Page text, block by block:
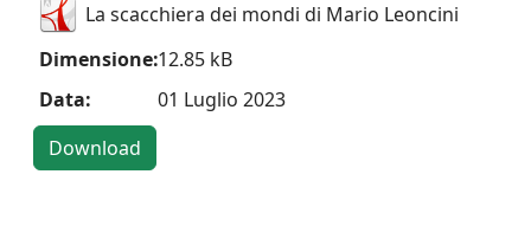
La scacchiera dei mondi di Mario Leoncini
Dimensione:12.85 kB
Data:
01 Luglio 2023